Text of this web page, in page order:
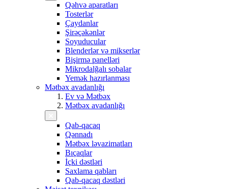
Qəhvə aparatları
Tosterlər
Çaydanlar
Şirəçəkənlər
Soyuducular
Blenderlər və mikserlər
Bişirmə panelləri
Mikrodalğalı sobalar
Yemək hazırlanması
Mətbəx avadanlığı
Ev və Mətbəx
Mətbəx avadanlığı
Qab-qacaq
Qənnadı
Mətbəx ləvazimatları
Bıçaqlar
İçki dəstləri
Saxlama qabları
Qab-qacaq dəstləri